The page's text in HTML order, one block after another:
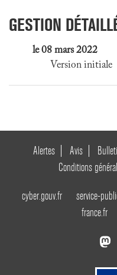
GESTION
le 08 mars 2022
Version initiale
Alertes Avis
Conditions
cyber.gouv.fr service-
france.fr